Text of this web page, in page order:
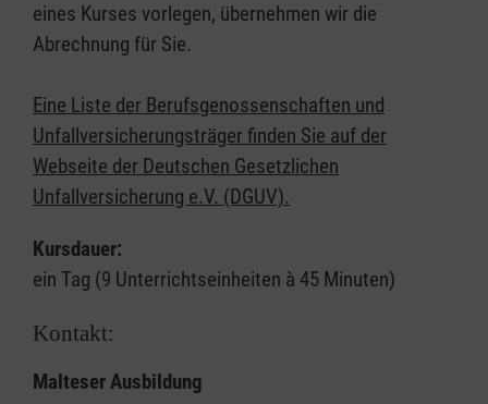
eines Kurses vorlegen, übernehmen wir die
Abrechnung für Sie.
Eine Liste der Berufsgenossenschaften und
Unfallversicherungsträger finden Sie auf der
Webseite der Deutschen Gesetzlichen
Unfallversicherung e.V. (DGUV).
Kursdauer:
ein Tag (9 Unterrichtseinheiten à 45 Minuten)
Kontakt:
Malteser Ausbildung